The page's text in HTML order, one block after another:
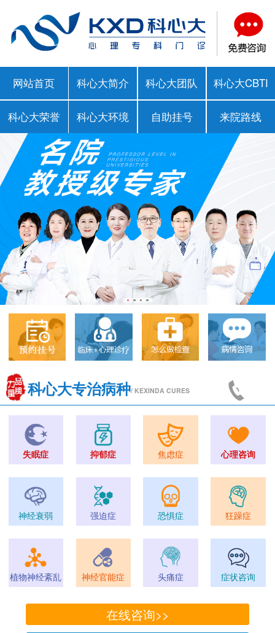
网站首页 科心大简介 科心大团队 科心大CBTI
科心大荣誉 科心大环境 自助挂号 来院路线
科心大专治病种/ KEXINDA CURES
失眠症 抑郁症 焦虑症 心理咨询
神经衰弱 强迫症 恐惧症 狂躁症
植物神经紊乱 神经官能症 头痛症 症状咨询
在线咨询>>